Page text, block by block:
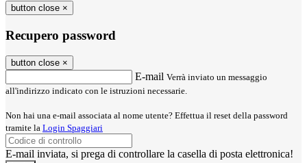
button close ×
Recupero password
button close ×
E-mail Verrà inviato un messaggio
all'indirizzo indicato con le istruzioni necessarie.
Non hai una e-mail associata al nome utente? Effettua il reset della password
tramite la Login Spaggiari
E-mail inviata, si prega di controllare la casella di posta elettronica!